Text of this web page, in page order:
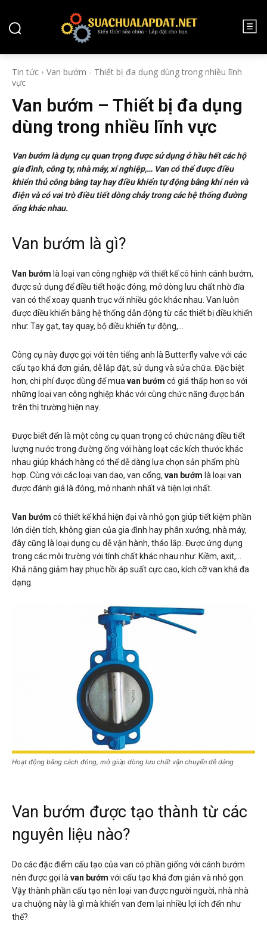
Tin tức
Van bướm - Thiết bị đa dụng dùng trong nhiều lĩnh
vực
Van bướm – Thiết bị đa dụng
dùng trong nhiều lĩnh vực
Van bướm là dụng cụ quan trọng được sử dụng ở hầu hết các hộ
gia đình, công ty, nhà máy, xí nghiệp,… Van có thể được điều
khiển thủ công bằng tay hay điều khiển tự động bằng khí nén và
điện và có vai trò điều tiết dòng chảy trong các hệ thống đường
ống khác nhau.
Van bướm là gì?
Van bướm là loại van công nghiệp với thiết kế có hình cánh bướm,
được sử dụng để điều tiết hoặc đóng, mở dòng lưu chất nhờ đĩa
van có thể xoay quanh trục với nhiều góc khác nhau. Van luôn
được điều khiển bằng hệ thống dẫn động từ các thiết bị điều khiển
như: Tay gạt, tay quay, bộ điều khiển tự động,…
Công cụ này được gọi với tên tiếng anh là Butterfly valve với các
cấu tạo khá đơn giản, dễ lắp đặt, sử dụng và sửa chữa. Đặc biệt
hơn, chi phí được dùng để mua van bướm có giá thấp hơn so với
những loại van công nghiệp khác với cùng chức năng được bán
trên thị trường hiện nay.
Được biết đến là một công cụ quan trọng có chức năng điều tiết
lượng nước trong đường ống với hàng loạt các kích thước khác
nhau giúp khách hàng có thể dễ dàng lựa chọn sản phẩm phù
hợp. Cùng với các loại van dao, van cổng, van bướm là loại van
được đánh giá là đóng, mở nhanh nhất và tiện lợi nhất.
Van bướm có thiết kế khá hiện đại và nhỏ gọn giúp tiết kiệm phần
lớn diện tích, không gian của gia đình hay phân xưởng, nhà máy,
đây cũng là loại dụng cụ dễ vận hành, tháo lắp. Được ứng dụng
trong các môi trường với tính chất khác nhau như: Kiềm, axit,…
Khả năng giảm hay phục hồi áp suất cực cao, kích cỡ van khá đa
dạng.
Hoạt động bằng cách đóng, mở giúp dòng lưu chất vận chuyển dễ dàng
Van bướm được tạo thành từ các
nguyên liệu nào?
Do các đặc điểm cấu tạo của van có phần giống với cánh bướm
nên được gọi là van bướm với cấu tạo khá đơn giản và nhỏ gọn.
Vậy thành phần cấu tạo nên loại van được người người, nhà nhà
ưa chuộng này là gì mà khiến van đem lại nhiều lợi ích đến như
thế?